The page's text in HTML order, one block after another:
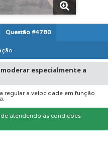
Questão #4780
especialmente a
regular a velocidade em função
atendendo às condições